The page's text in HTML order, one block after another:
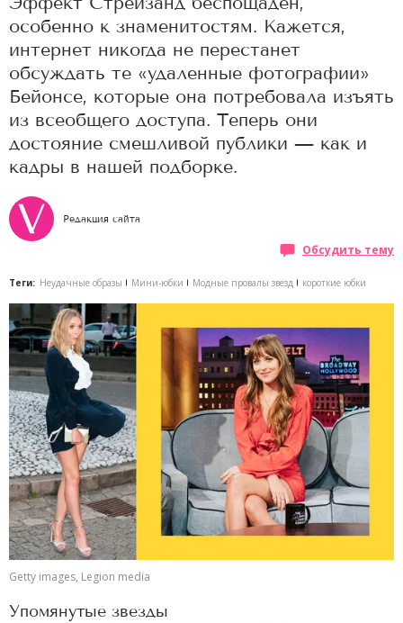
особенно к знаменитостям. Кажется,
интернет никогда не перестанет
обсуждать те «удаленные фотографии»
Бейонсе, которые она потребовала изъять
из всеобщего доступа. Теперь они
достояние смешливой публики — как и
кадры в нашей подборке.
Редакция сайта
Обсудить тему
Теги: Неудачные образы Мини-юбки Модные провалы звезд короткие юбки
Getty images, Legion media
Упомянутые звезды